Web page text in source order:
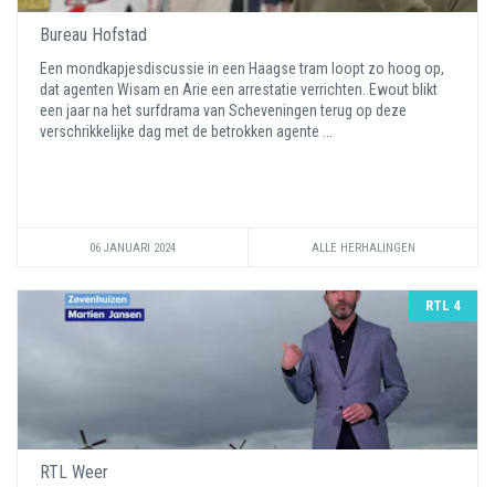
Bureau Hofstad
Een mondkapjesdiscussie in een Haagse tram loopt zo hoog op,
dat agenten Wisam en Arie een arrestatie verrichten. Ewout blikt
een jaar na het surfdrama van Scheveningen terug op deze
verschrikkelijke dag met de betrokken agente ...
06 JANUARI 2024 ALLE HERHALINGEN
RTL 4
RTL Weer